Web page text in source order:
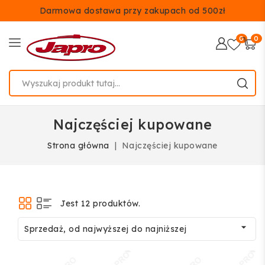
Darmowa dostawa przy zakupach od 500zł
0 0
Najczęściej kupowane
Strona główna Najczęściej kupowane
Jest 12 produktów.
Sprzedaż, od najwyższej do najniższej 